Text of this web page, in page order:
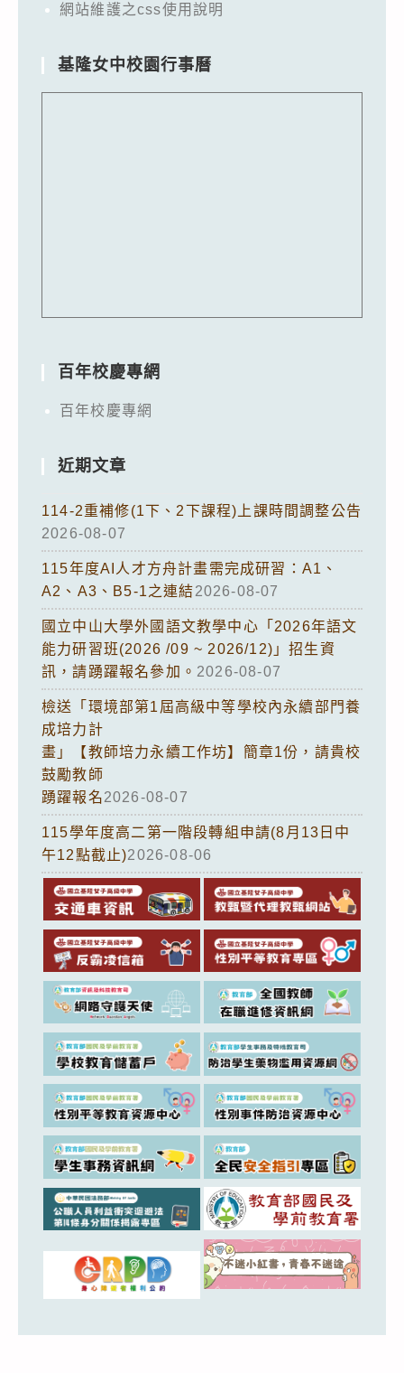
網站維護之css使用說明
基隆女中校園行事曆
百年校慶專網
百年校慶專網
近期文章
114-2重補修(1下、2下課程)上課時間調整公告
2026-08-07
115年度AI人才方舟計畫需完成研習：A1、
A2、A3、B5-1之連結2026-08-07
國立中山大學外國語文教學中心「2026年語文
能力研習班(2026 /09 ~ 2026/12)」招生資
訊，請踴躍報名參加。 2026-08-07
檢送「環境部第1屆高級中等學校內永續部門養
成培力計
畫」【教師培力永續工作坊】簡章1份，請貴校
鼓勵教師
踴躍報名2026-08-07
115學年度高二第一階段轉組申請(8月13日中
午12點截止)2026-08-06